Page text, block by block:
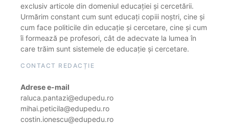
exclusiv articole din domeniul educației și cercetării.
Urmărim constant cum sunt educați copiii noștri, cine și
cum face politicile din educație și cercetare, cine și cum
îi formează pe profesori, cât de adecvate la lumea în
care trăim sunt sistemele de educație și cercetare.
CONTACT REDACȚIE
Adrese e-mail
raluca.pantazi@edupedu.ro
mihai.peticila@edupedu.ro
costin.ionescu@edupedu.ro